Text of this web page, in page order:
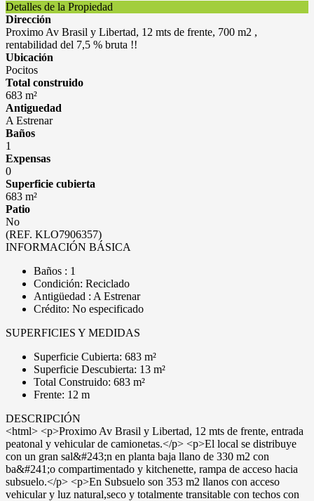
Detalles de la Propiedad
Dirección
Proximo Av Brasil y Libertad, 12 mts de frente, 700 m2 ,
rentabilidad del 7,5 % bruta !!
Ubicación
Pocitos
Total construido
683 m²
Antiguedad
A Estrenar
Baños
1
Expensas
0
Superficie cubierta
683 m²
Patio
No
(REF. KLO7906357)
INFORMACIÓN BÁSICA
Baños : 1
Condición: Reciclado
Antigüedad : A Estrenar
Crédito: No especificado
SUPERFICIES Y MEDIDAS
Superficie Cubierta: 683 m²
Superficie Descubierta: 13 m²
Total Construido: 683 m²
Frente: 12 m
DESCRIPCIÓN
<html> <p>Proximo Av Brasil y Libertad, 12 mts de frente, entrada
peatonal y vehicular de camionetas.</p> <p>El local se distribuye
con un gran sal&#243;n en planta baja llano de 330 m2 con
ba&#241;o compartimentado y kitchenette, rampa de acceso hacia
subsuelo.</p> <p>En Subsuelo son 353 m2 llanos con acceso
vehicular y luz natural,seco y totalmente transitable con techos con